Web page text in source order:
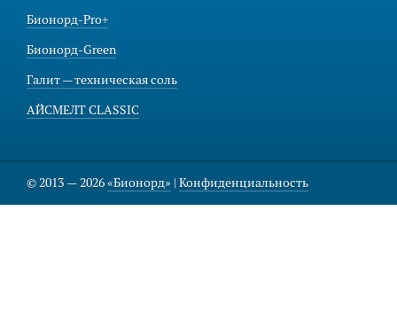
Бионорд-Pro+
Бионорд-Green
Галит — техническая соль
АЙСМЕЛТ CLASSIC
© 2013 — 2026«Бионорд» | Конфиденциальность